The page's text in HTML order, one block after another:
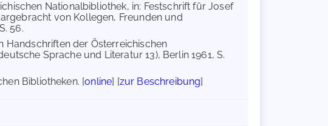
Nationalbibliothek, in: Festschrift für Josef
von Kollegen, Freunden und
56.
Handschriften der Österreichischen
Sprache und Literatur 13), Berlin 1961, S.
Bibliotheken. [online] [zur Beschreibung]